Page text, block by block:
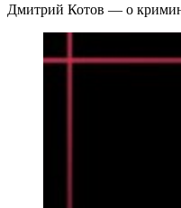
Дмитрий Котов — о